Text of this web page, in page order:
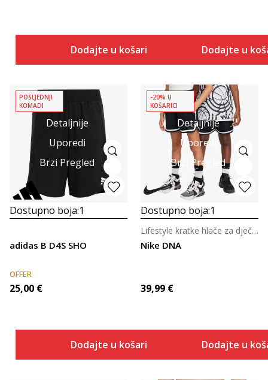
Dodajte u košaricu Dodajte u
Detaljnije
Uporedi
Brzi Pregled
POSLJEDNJI
KOMADI
Dostupno boja:1
adidas B D4S SHO
OFFER
25,00 €
Dodajte u košaricu
Detaljnije
Uporedi
Brzi Pregled
-20% U
KOŠARICI
Dostupno boja:1
Nike DNA
Lifestyle kratke hlače za dječake
39,99 €
Dodajte u